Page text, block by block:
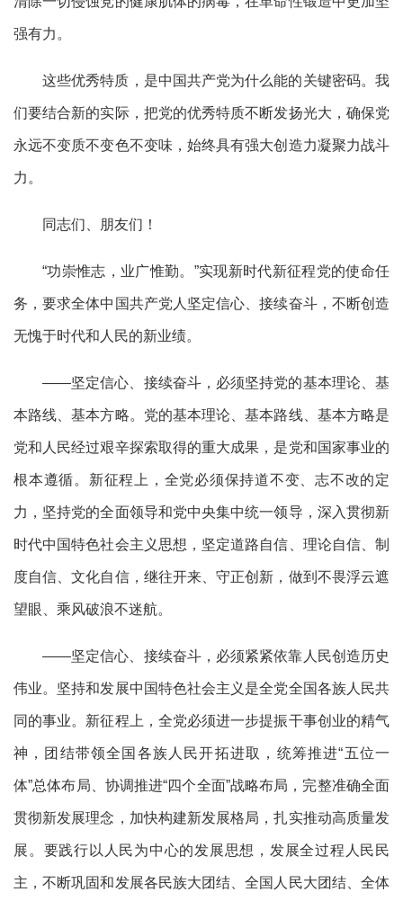
强有力。
这些优秀特质，是中国共产党为什么能的关键密码。我
们要结合新的实际，把党的优秀特质不断发扬光大，确保党
永远不变质不变色不变味，始终具有强大创造力凝聚力战斗
力。
同志们、朋友们！
“功崇惟志，业广惟勤。”实现新时代新征程党的使命任
务，要求全体中国共产党人坚定信心、接续奋斗，不断创造
无愧于时代和人民的新业绩。
——坚定信心、接续奋斗，必须坚持党的基本理论、基
本路线、基本方略。党的基本理论、基本路线、基本方略是
党和人民经过艰辛探索取得的重大成果，是党和国家事业的
根本遵循。新征程上，全党必须保持道不变、志不改的定
力，坚持党的全面领导和党中央集中统一领导，深入贯彻新
时代中国特色社会主义思想，坚定道路自信、理论自信、制
度自信、文化自信，继往开来、守正创新，做到不畏浮云遮
望眼、乘风破浪不迷航。
——坚定信心、接续奋斗，必须紧紧依靠人民创造历史
伟业。坚持和发展中国特色社会主义是全党全国各族人民共
同的事业。新征程上，全党必须进一步提振干事创业的精气
神，团结带领全国各族人民开拓进取，统筹推进“五位一
体”总体布局、协调推进“四个全面”战略布局，完整准确全面
贯彻新发展理念，加快构建新发展格局，扎实推动高质量发
展。要践行以人民为中心的发展思想，发展全过程人民民
主，不断巩固和发展各民族大团结、全国人民大团结、全体